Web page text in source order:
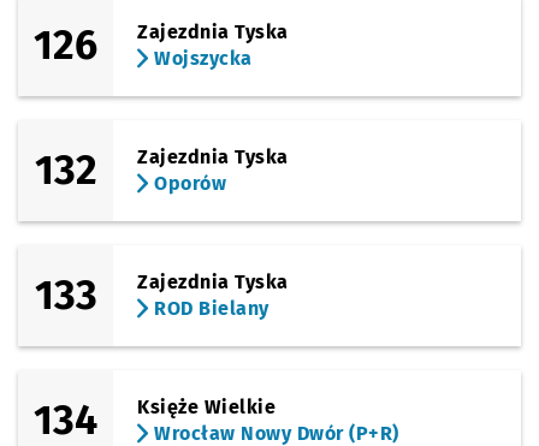
126
Zajezdnia Tyska
Wojszycka
132
Zajezdnia Tyska
Oporów
133
Zajezdnia Tyska
ROD Bielany
134
Księże Wielkie
Wrocław Nowy Dwór (P+R)